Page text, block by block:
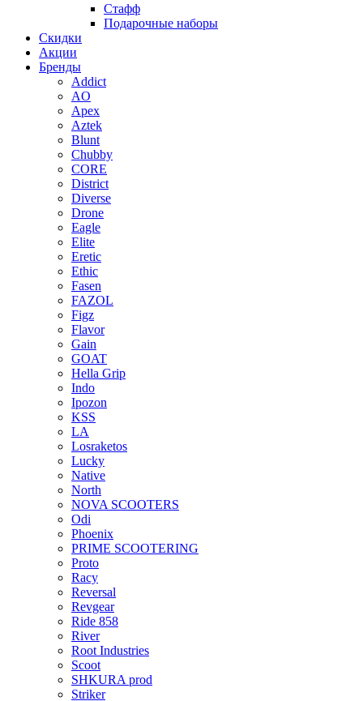
Стафф
Подарочные наборы
Скидки
Акции
Бренды
Addict
AO
Apex
Aztek
Blunt
Chubby
CORE
District
Diverse
Drone
Eagle
Elite
Eretic
Ethic
Fasen
FAZOL
Figz
Flavor
Gain
GOAT
Hella Grip
Indo
Ipozon
KSS
LA
Losraketos
Lucky
Native
North
NOVA SCOOTERS
Odi
Phoenix
PRIME SCOOTERING
Proto
Racy
Reversal
Revgear
Ride 858
River
Root Industries
Scoot
SHKURA рrоd
Striker